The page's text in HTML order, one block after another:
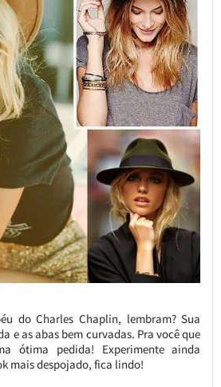
do Charles Chaplin, lembram? Sua
e as abas bem curvadas. Pra você que
ótima pedida! Experimente ainda
mais despojado, fica lindo!